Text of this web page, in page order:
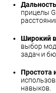
прицелы
Широкий
выбор
задач и
Простота
навыков.